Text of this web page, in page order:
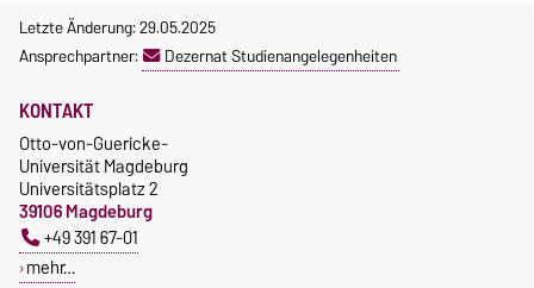
Letzte Änderung: 29.05.2025
Ansprechpartner:
Dezernat Studienangelegenheiten
KONTAKT
Otto-von-Guericke-
Universität Magdeburg
Universitätsplatz 2
39106 Magdeburg
+49 391 67-01
mehr…